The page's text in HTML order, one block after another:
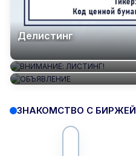
Делистинг
ВНИМАНИЕ: ЛИСТИНГ!
ОБЪЯВЛЕНИЕ
ЗНАКОМСТВО С БИРЖЕЙ